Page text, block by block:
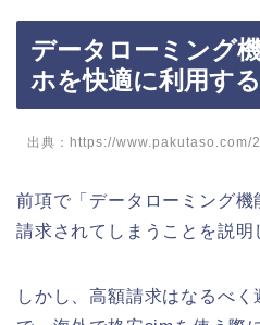
データローミング
ホを快適に利用す
出典：https://
前項で「データローミング
請求されてしまうことを説明
しかし、高額請求はなるべく